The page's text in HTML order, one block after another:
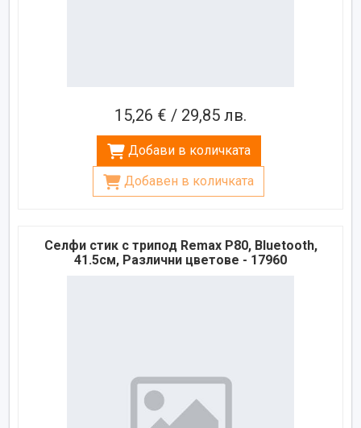
15,26 € / 29,85 лв.
Добави в количката
Добавен в количката
Селфи стик с трипод Remax P80, Bluetooth,
41.5см, Различни цветове - 17960